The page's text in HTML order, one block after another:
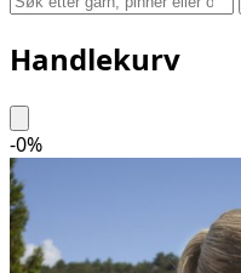
Handlekurv
-0%